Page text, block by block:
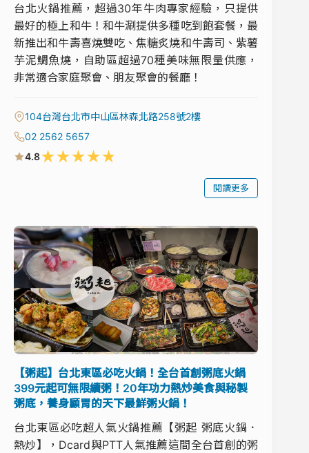
台北火鍋推薦，超過30年牛肉專家經驗，只提供
最好的極上和牛！和牛涮提供多種吃到飽套餐，最
新推出和牛壽喜燒雙吃、焦糖炙燒和牛壽司、紫薯
芋泥鯛魚燒，自助區超過70種美味無限量供應，
非常適合家庭聚會、朋友聚會的餐廳！
104台灣台北市中山區林森北路258號2樓
02 2562 5657
4.8★★★★★
閱讀更多
【粥起】台北東區必吃火鍋！全台首創粥底火鍋
399元起可無限續粥！20年功力熱炒美食與秘製
粥底，養身顧胃的天下最鮮粥火鍋！
台北東區必吃超人氣火鍋推薦【粥起 粥底火鍋．
熱炒】，Dcard與PTT人氣推薦這間全台首創的粥